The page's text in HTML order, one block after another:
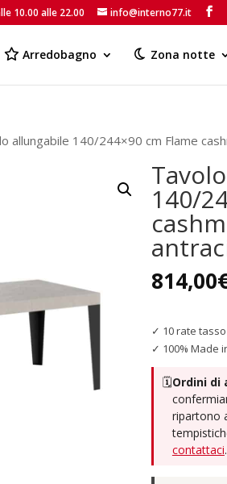
10.00 alle 22.00 info@interno77.it
Arredobagno Zona notte
allungabile 140/244×90 cm Flame
140/
814,00
✓ 10 rate
✓ 100% Made
🗓️Ordini di
ripartono
contattaci.